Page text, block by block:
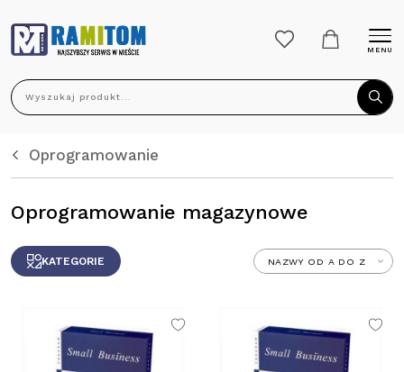
Wyszukaj produkt...
MENU
Oprogramowanie
Oprogramowanie magazynowe
KATEGORIE